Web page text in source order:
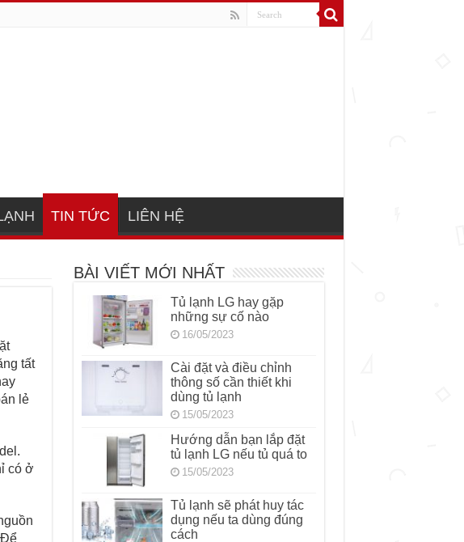
TIN TỨC LIÊN HỆ
tất
lẻ
có ở
BÀI VIẾT MỚI NHẤT
Tủ lạnh LG hay gặp
những sự cố nào
16/05/2023
Cài đặt và điều chỉnh
thông số cần thiết khi
dùng tủ lạnh
15/05/2023
Hướng dẫn bạn lắp đặt
tủ lạnh LG nếu tủ quá to
15/05/2023
Tủ lạnh sẽ phát huy tác
dụng nếu ta dùng đúng
cách